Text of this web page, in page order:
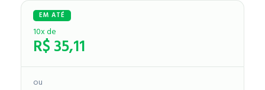
10x de
R$35,11
ou